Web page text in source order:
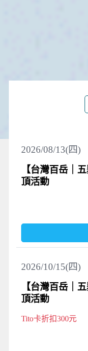
2026/08/13(四)
【台灣百岳｜
頂活動
2026/10/15(四)
【台灣百岳｜
頂活動
Tito卡折扣300元